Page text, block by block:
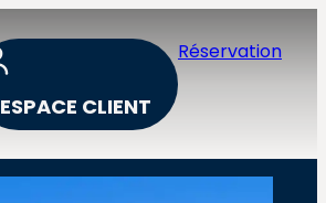
ESPACE CLIENT
Réservation